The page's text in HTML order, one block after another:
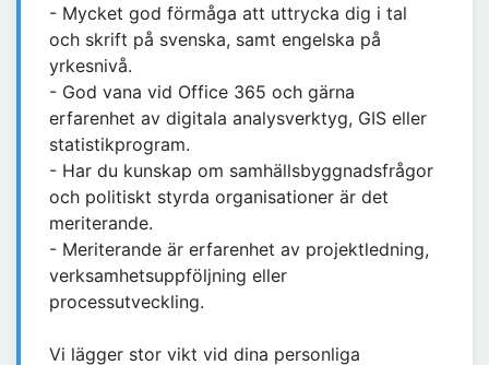
- Mycket god förmåga att uttrycka dig i tal
och skrift på svenska, samt engelska på
yrkesnivå.
- God vana vid Office 365 och gärna
erfarenhet av digitala analysverktyg, GIS eller
statistikprogram.
- Har du kunskap om samhällsbyggnadsfrågor
och politiskt styrda organisationer är det
meriterande.
- Meriterande är erfarenhet av projektledning,
verksamhetsuppföljning eller
processutveckling.
Vi lägger stor vikt vid dina personliga